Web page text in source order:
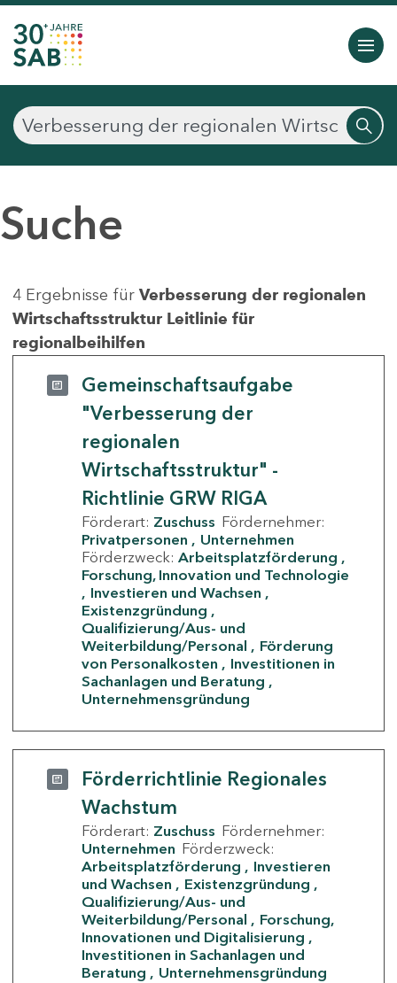
Suche
4 Ergebnisse für Verbesserung der regionalen
Wirtschaftsstruktur Leitlinie für
regionalbeihilfen
Gemeinschaftsaufgabe
"Verbesserung der
regionalen
Wirtschaftsstruktur" -
Richtlinie GRW RIGA
Förderart: Zuschuss Fördernehmer:
Privatpersonen
Unternehmen
Förderzweck: Arbeitsplatzförderung
Forschung, Innovation und Technologie
Investieren und Wachsen
Existenzgründung
Qualifizierung/Aus- und
Weiterbildung/Personal
Förderung
von Personalkosten
Investitionen in
Sachanlagen und Beratung
Unternehmensgründung
Förderrichtlinie Regionales
Wachstum
Förderart: Zuschuss Fördernehmer:
Unternehmen Förderzweck:
Arbeitsplatzförderung
Investieren
und Wachsen
Existenzgründung
Qualifizierung/Aus- und
Weiterbildung/Personal
Forschung,
Innovationen und Digitalisierung
Investitionen in Sachanlagen und
Beratung
Unternehmensgründung